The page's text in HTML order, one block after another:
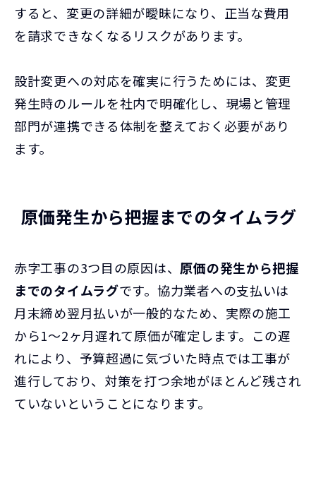
すると、変更の詳細が曖昧になり、正当な費用
を請求できなくなるリスクがあります。
設計変更への対応を確実に行うためには、変更
発生時のルールを社内で明確化し、現場と管理
部門が連携できる体制を整えておく必要があり
ます。
原価発生から把握までのタイムラグ
赤字工事の3つ目の原因は、 原価の発生から把握
までのタイムラグです。協力業者への支払いは
月末締め翌月払いが一般的なため、実際の施工
から1〜2ヶ月遅れて原価が確定します。この遅
れにより、予算超過に気づいた時点では工事が
進行しており、対策を打つ余地がほとんど残され
ていないということになります。